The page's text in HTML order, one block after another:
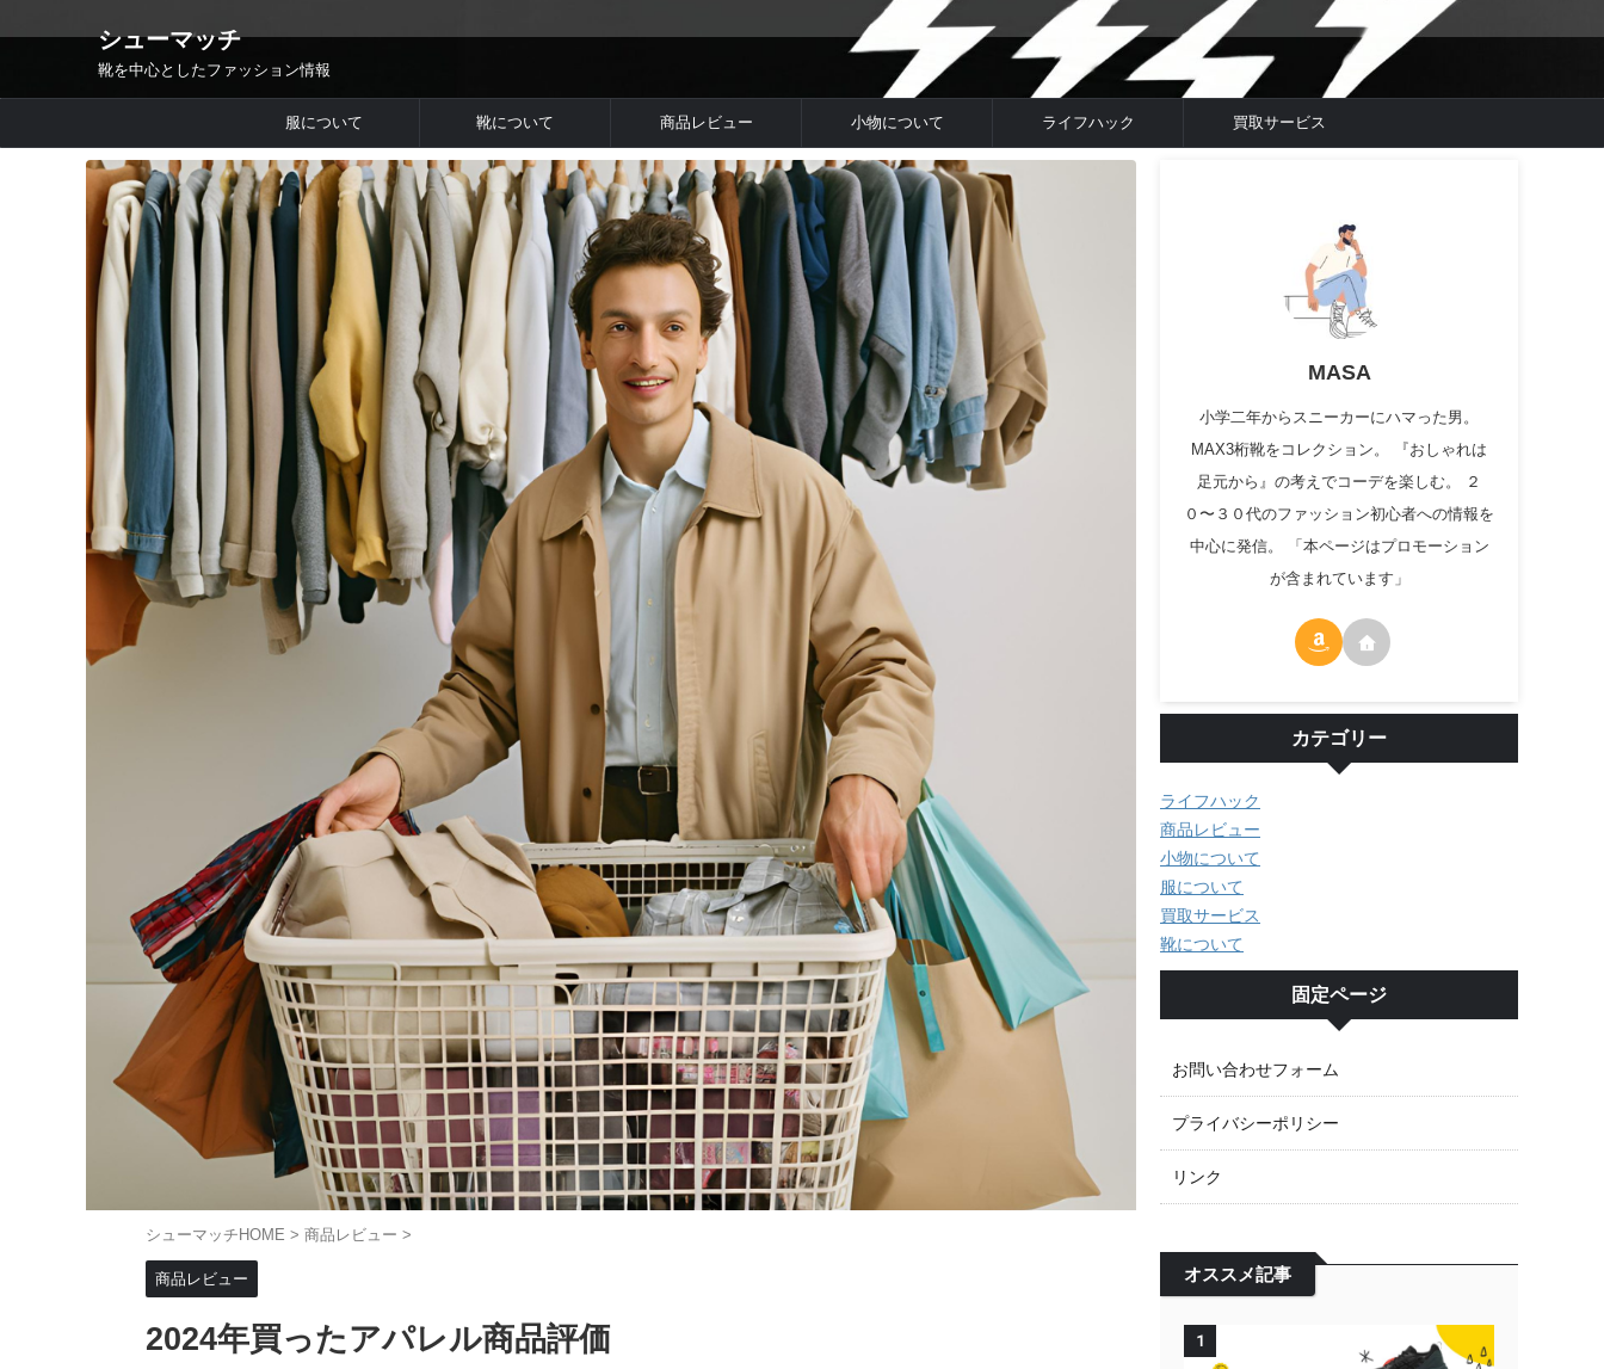
シューマッチ
靴を中心としたファッション情報
服について 靴について 商品レビュー 小物について ライフハック 買取サービス
シューマッチHOME > 商品レビュー >
商品レビュー
2024年買ったアパレル商品評価
MASA
小学二年からスニーカーにハマった男。
MAX3桁靴をコレクション。 『おしゃれは
足元から』の考えでコーデを楽しむ。 ２
０〜３０代のファッション初心者への情報を
中心に発信。 「本ページはプロモーション
が含まれています」
カテゴリー
ライフハック
商品レビュー
小物について
服について
買取サービス
靴について
固定ページ
お問い合わせフォーム
プライバシーポリシー
リンク
オススメ記事
1